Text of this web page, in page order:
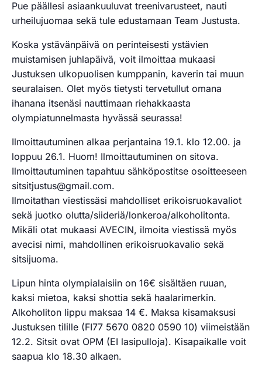
Pue päällesi asiaankuuluvat treenivarusteet, nauti
urheilujuomaa sekä tule edustamaan Team Justusta.
Koska ystävänpäivä on perinteisesti ystävien
muistamisen juhlapäivä, voit ilmoittaa mukaasi
Justuksen ulkopuolisen kumppanin, kaverin tai muun
seuralaisen. Olet myös tietysti tervetullut omana
ihanana itsenäsi nauttimaan riehakkaasta
olympiatunnelmasta hyvässä seurassa!
Ilmoittautuminen alkaa perjantaina 19.1. klo 12.00. ja
loppuu 26.1. Huom! Ilmoittautuminen on sitova.
Ilmoittautuminen tapahtuu sähköpostitse osoitteeseen
sitsitjustus@gmail.com.
Ilmoitathan viestissäsi mahdolliset erikoisruokavaliot
sekä juotko olutta/siideriä/lonkeroa/alkoholitonta.
Mikäli otat mukaasi AVECIN, ilmoita viestissä myös
avecisi nimi, mahdollinen erikoisruokavalio sekä
sitsijuoma.
Lipun hinta olympialaisiin on 16€ sisältäen ruuan,
kaksi mietoa, kaksi shottia sekä haalarimerkin.
Alkoholiton lippu maksaa 14 €. Maksa kisamaksusi
Justuksen tilille (FI77 5670 0820 0590 10) viimeistään
12.2. Sitsit ovat OPM (EI lasipulloja). Kisapaikalle voit
saapua klo 18.30 alkaen.